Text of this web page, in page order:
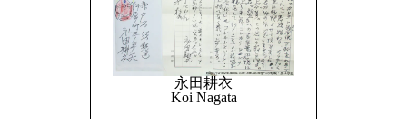
永田耕衣
Koi Nagata